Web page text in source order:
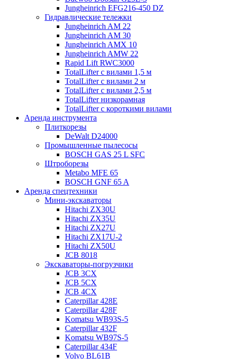
Jungheinrich EFG216-450 DZ
Гидравлические тележки
Jungheinrich AM 22
Jungheinrich AM 30
Jungheinrich AMX 10
Jungheinrich AMW 22
Rapid Lift RWC3000
TotalLifter с вилами 1,5 м
TotalLifter с вилами 2 м
TotalLifter с вилами 2,5 м
TotalLifter низкорамная
TotalLifter с короткими вилами
Аренда инструмента
Плиткорезы
DeWalt D24000
Промышленные пылесосы
BOSCH GAS 25 L SFC
Штроборезы
Metabo MFE 65
BOSCH GNF 65 A
Аренда спецтехники
Мини-экскаваторы
Hitachi ZX30U
Hitachi ZX35U
Hitachi ZX27U
Hitachi ZX17U-2
Hitachi ZX50U
JCB 8018
Экскаваторы-погрузчики
JCB 3CX
JCB 5CX
JCB 4CX
Caterpillar 428E
Caterpillar 428F
Komatsu WB93S-5
Caterpillar 432F
Komatsu WB97S-5
Caterpillar 434F
Volvo BL61B